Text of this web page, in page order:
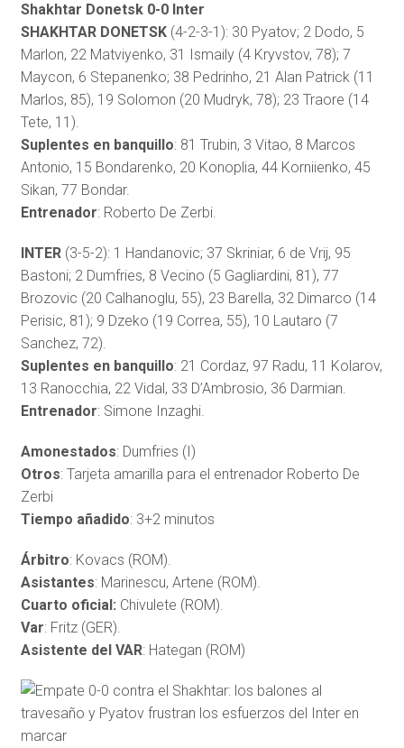
Shakhtar Donetsk 0-0 Inter
SHAKHTAR DONETSK(4-2-3-1): 30 Pyatov; 2 Dodo, 5
Marlon, 22 Matviyenko, 31 Ismaily (4 Kryvstov, 78); 7
Maycon, 6 Stepanenko; 38 Pedrinho, 21 Alan Patrick (11
Marlos, 85), 19 Solomon (20 Mudryk, 78); 23 Traore (14
Tete, 11).
Suplentes en banquillo: 81 Trubin, 3 Vitao, 8 Marcos
Antonio, 15 Bondarenko, 20 Konoplia, 44 Korniienko, 45
Sikan, 77 Bondar.
Entrenador: Roberto De Zerbi.
INTER(3-5-2): 1 Handanovic; 37 Skriniar, 6 de Vrij, 95
Bastoni; 2 Dumfries, 8 Vecino (5 Gagliardini, 81), 77
Brozovic (20 Calhanoglu, 55), 23 Barella, 32 Dimarco (14
Perisic, 81); 9 Dzeko (19 Correa, 55), 10 Lautaro (7
Sanchez, 72).
Suplentes en banquillo: 21 Cordaz, 97 Radu, 11 Kolarov,
13 Ranocchia, 22 Vidal, 33 D’Ambrosio, 36 Darmian.
Entrenador: Simone Inzaghi.
Amonestados: Dumfries (I)
Otros: Tarjeta amarilla para el entrenador Roberto De
Zerbi
Tiempo añadido: 3+2 minutos
Árbitro: Kovacs (ROM).
Asistantes: Marinescu, Artene (ROM).
Cuarto oficial: Chivulete (ROM).
Var: Fritz (GER).
Asistente del VAR: Hategan (ROM)